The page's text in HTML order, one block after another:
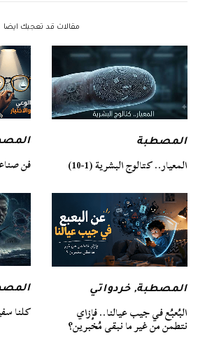
مقالات قد تعجبك ايضا
المصطبة
المعيار.. كتالوج البشرية (1-10) فن
المصطبة,خردواتي
البُعبُع في جيب عيالنا.. فإزاي
نتطمن من غير ما نبقى مُخبرين؟
كلنا